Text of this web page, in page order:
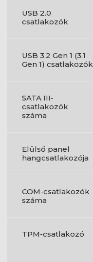
USB 2.0
csatlakozók
USB 3.2 Gen 1 (3.1
Gen 1) csatlakozók
SATA III-
csatlakozók
száma
Elülső panel
hangcsatlakozója
COM-csatlakozók
száma
TPM-csatlakozó